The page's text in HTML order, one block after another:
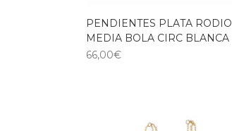
PENDIENTES PLATA RODIO
MEDIA BOLA CIRC BLANCA
66,00€